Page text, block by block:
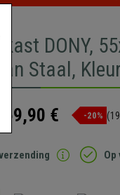
DONY,
Staal,
159,90 € -20%
Op